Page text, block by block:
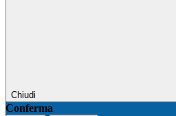
Chiudi
Conferma